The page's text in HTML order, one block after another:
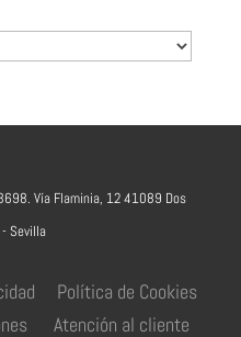
Vía Flaminia, 12 41089 Dos
Sevilla
Política de Cookies
Atención al cliente